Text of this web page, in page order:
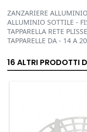
ZANZARIERE
ALLUMINIO SOTTILE -
TAPPARELLA RETE
TAPPARELLE DA - 14 A
16 ALTRI PRODOTTI